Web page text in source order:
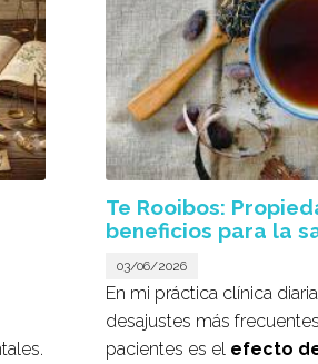
Te Rooibos:
beneficios para la
03/06/2026
En mi práctica clínica
desajustes más
pacientes es el efecto